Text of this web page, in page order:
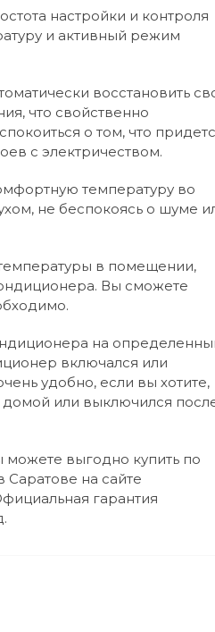
настройки и контроля
и активный режим
восстановить
что свойственно
о том, что
с электричеством.
температуру во
не беспокоясь о шуме
в помещении,
Вы сможете
на
включался или
удобно, если вы хотите,
или выключился
можете выгодно купить по
Саратове на сайте
гарантия